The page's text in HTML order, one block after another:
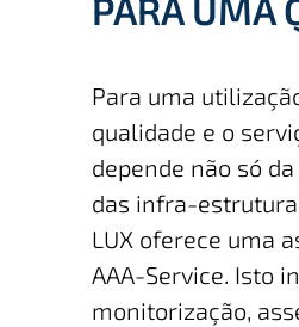
PARA UMA
Para uma
qualidade e o
depende não só
das infra-
LUX oferece uma
AAA-Service. Isto
monitorização,